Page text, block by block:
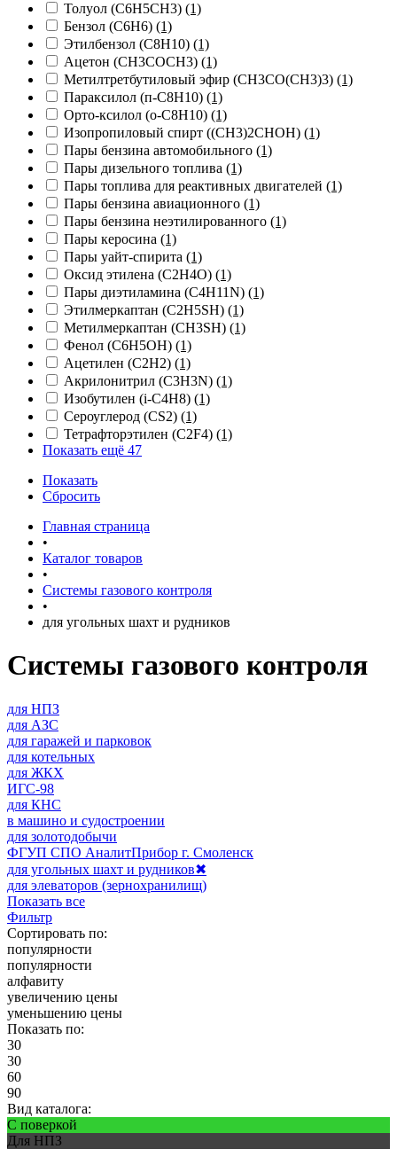
Толуол (C6H5CH3) (1)
Бензол (C6H6) (1)
Этилбензол (C8H10) (1)
Ацетон (CH3COCH3) (1)
Метилтретбутиловый эфир (CH3СО(CH3)3) (1)
Параксилол (п-C8H10) (1)
Орто-ксилол (о-C8H10) (1)
Изопропиловый спирт ((CH3)2CHOH) (1)
Пары бензина автомобильного (1)
Пары дизельного топлива (1)
Пары топлива для реактивных двигателей (1)
Пары бензина авиационного (1)
Пары бензина неэтилированного (1)
Пары керосина (1)
Пары уайт-спирита (1)
Оксид этилена (C2H4O) (1)
Пары диэтиламина (C4H11N) (1)
Этилмеркаптан (C2H5SH) (1)
Метилмеркаптан (CH3SH) (1)
Фенол (C6H5OH) (1)
Ацетилен (С2Н2) (1)
Акрилонитрил (С3Н3N) (1)
Изобутилен (i-С4Н8) (1)
Сероуглерод (СS2) (1)
Тетрафторэтилен (С2F4) (1)
Показать ещё 47
Показать
Сбросить
Главная страница
•
Каталог товаров
•
Системы газового контроля
•
для угольных шахт и рудников
Системы газового контроля
для НПЗ
для АЗС
для гаражей и парковок
для котельных
для ЖКХ
ИГС-98
для КНС
в машино и судостроении
для золотодобычи
ФГУП СПО АналитПрибор г. Смоленск
для угольных шахт и рудников✖
для элеваторов (зернохранилищ)
Показать все
Фильтр
Сортировать по:
популярности
популярности
алфавиту
увеличению цены
уменьшению цены
Показать по:
30
30
60
90
Вид каталога:
С поверкой
Для НПЗ